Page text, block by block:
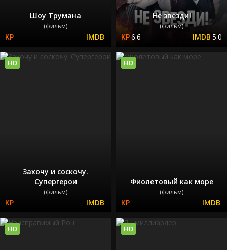
Шоу Трумана
(фильм)
Не звезди!
(фильм)
6.6 5.0
Захочу и соскочу.
Супергерои
(фильм)
HD
Фиолетовый как море
(фильм)
HD
HD HD